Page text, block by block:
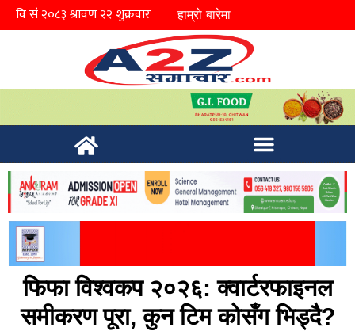
हाम्रो बारेमा
फिफा विश्वकप २०२६: क्वार्टरफाइनल
समीकरण पूरा, कुन टिम कोसँग भिड्दै?